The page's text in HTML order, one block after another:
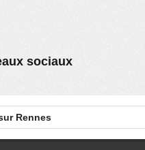
sociaux
Rennes